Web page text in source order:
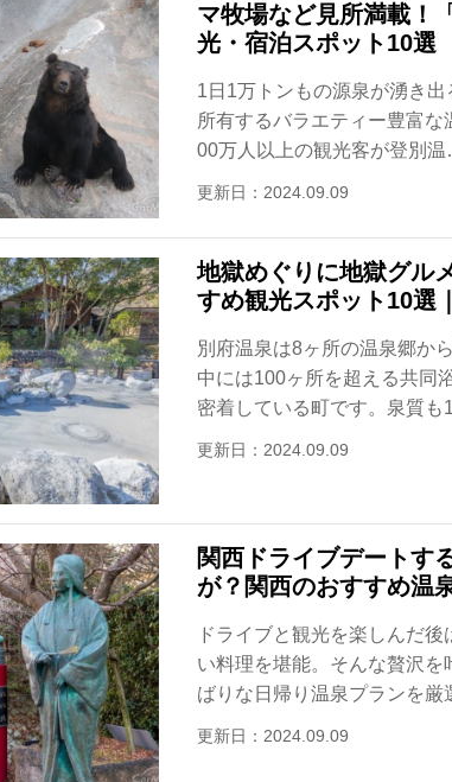
マ牧場など見所満載！
光・宿泊スポット10選
1日1万トンもの源泉が湧き
所有するバラエティー豊富
00万人以上の観光客が登別
更新日：2024.09.09
地獄めぐりに地獄グル
すめ観光スポット10選
別府温泉は8ヶ所の温泉郷か
中には100ヶ所を超える共同
密着している町です。泉質
更新日：2024.09.09
関西ドライブデートす
が？関西のおすすめ温
ドライブと観光を楽しんだ
い料理を堪能。そんな贅沢
ばりな日帰り温泉プランを
更新日：2024.09.09